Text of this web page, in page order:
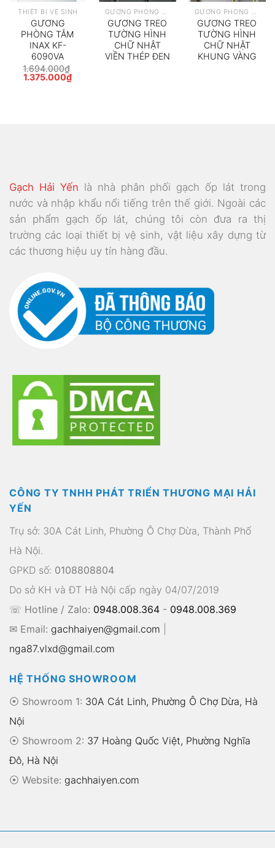
THIẾT BỊ VỆ SINH
GƯƠNG
PHÒNG TẮM
INAX KF-
6090VA
1.694.000₫
Giá
1.375.000₫Giá
GƯƠNG PHÒNG TẮM
GƯƠNG TREO
TƯỜNG HÌNH
CHỮ NHẬT
VIỀN THÉP ĐEN
GƯƠNG PHÒNG TẮM
GƯƠNG TREO
TƯỜNG HÌNH
CHỮ NHẬT
KHUNG VÀNG
Gạch Hải Yến là nhà phân phối gạch ốp lát trong
nước và nhập khẩu nổi tiếng trên thế giới. Ngoài các
sản phẩm gạch ốp lát, chúng tôi còn đưa ra thị
trường các loại thiết bị vệ sinh, vật liệu xây dựng từ
các thương hiệu uy tín hàng đầu.
CÔNG TY TNHH PHÁT TRIỂN THƯƠNG MẠI HẢI
YẾN
Trụ sở: 30A Cát Linh, Phường Ô Chợ Dừa, Thành Phố
Hà Nội.
GPKD số: 0108808804
Do sở KH và ĐT Hà Nội cấp ngày 04/07/2019
☏ Hotline / Zalo: 0948.008.364 - 0948.008.369
✉ Email: gachhaiyen@gmail.com
nga87.vlxd@gmail.com
HỆ THỐNG SHOWROOM
⦿ Showroom 1: 30A Cát Linh, Phường Ô Chợ Dừa, Hà
Nội
⦿ Showroom 2: 37 Hoàng Quốc Việt, Phường Nghĩa
Đô, Hà Nội
⦿ Website: gachhaiyen.com